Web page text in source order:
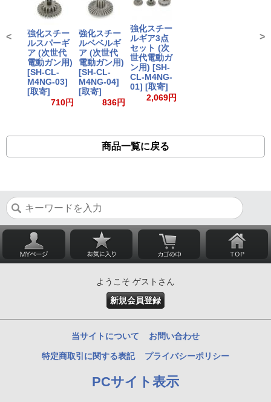
強化スチー
ルスパーギ
ア (次世代
電動ガン用)
[SH-CL-
M4NG-03]
[取寄]
710円
強化スチー
ルベベルギ
ア (次世代
電動ガン用)
[SH-CL-
M4NG-04]
[取寄]
836円
強化スチー
ルギア3点
セット (次
世代電動ガ
ン用) [SH-
CL-M4NG-
01] [取寄]
2,069円
< >
商品一覧に戻る
ようこそ ゲストさん
新規会員登録
当サイトについて お問い合わせ
特定商取引に関する表記 プライバシーポリシー
PCサイト表示